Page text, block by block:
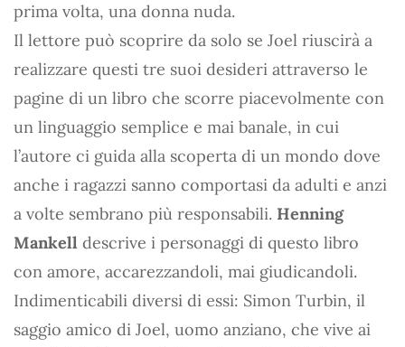
prima volta, una donna nuda.
Il lettore può scoprire da solo se Joel riuscirà a
realizzare questi tre suoi desideri attraverso le
pagine di un libro che scorre piacevolmente con
un linguaggio semplice e mai banale, in cui
l’autore ci guida alla scoperta di un mondo dove
anche i ragazzi sanno comportasi da adulti e anzi
a volte sembrano più responsabili. Henning
Mankell descrive i personaggi di questo libro
con amore, accarezzandoli, mai giudicandoli.
Indimenticabili diversi di essi: Simon Turbin, il
saggio amico di Joel, uomo anziano, che vive ai